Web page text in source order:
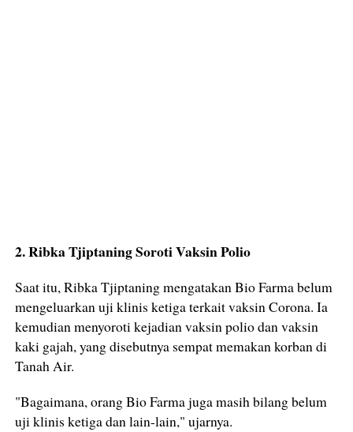
2. Ribka Tjiptaning Soroti Vaksin Polio
Saat itu, Ribka Tjiptaning mengatakan Bio Farma belum
mengeluarkan uji klinis ketiga terkait vaksin Corona. Ia
kemudian menyoroti kejadian vaksin polio dan vaksin
kaki gajah, yang disebutnya sempat memakan korban di
Tanah Air.
"Bagaimana, orang Bio Farma juga masih bilang belum
uji klinis ketiga dan lain-lain," ujarnya.